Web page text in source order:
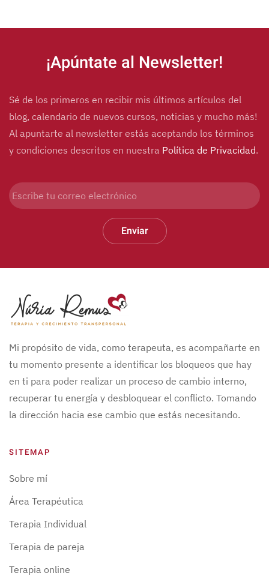
¡Apúntate al Newsletter!
Sé de los primeros en recibir mis últimos artículos del
blog, calendario de nuevos cursos, noticias y mucho más!
Al apuntarte al newsletter estás aceptando los términos
y condiciones descritos en nuestra Política de Privacidad.
Enviar
Mi propósito de vida, como terapeuta, es acompañarte en
tu momento presente a identificar los bloqueos que hay
en ti para poder realizar un proceso de cambio interno,
recuperar tu energía y desbloquear el conflicto. Tomando
la dirección hacia ese cambio que estás necesitando.
SITEMAP
Sobre mí
Área Terapéutica
Terapia Individual
Terapia de pareja
Terapia online